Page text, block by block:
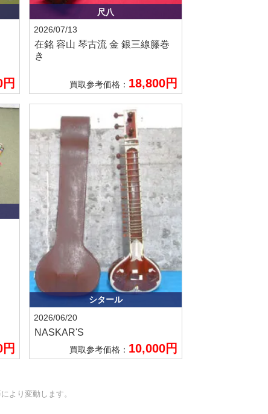
尺八
2026/07/13
在銘 容山 琴古流 金 銀三線籐巻
き
買取参考価格： 18,800円
シタール
2026/06/20
NASKAR'S
買取参考価格： 10,000円
より変動します。